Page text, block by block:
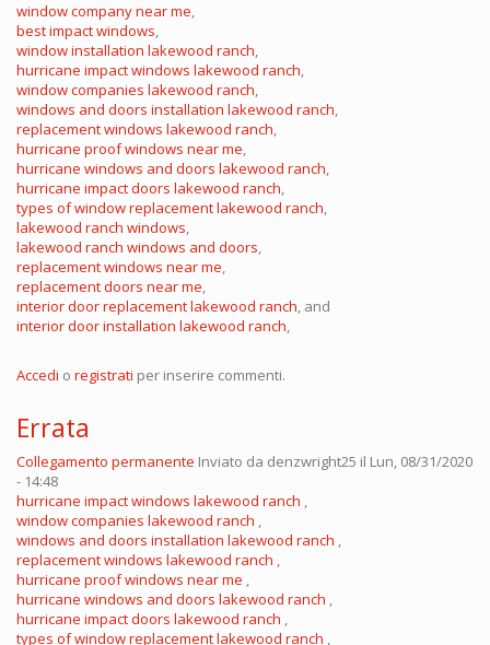
window company near me,
best impact windows,
window installation lakewood ranch,
hurricane impact windows lakewood ranch,
window companies lakewood ranch,
windows and doors installation lakewood ranch,
replacement windows lakewood ranch,
hurricane proof windows near me,
hurricane windows and doors lakewood ranch,
hurricane impact doors lakewood ranch,
types of window replacement lakewood ranch,
lakewood ranch windows,
lakewood ranch windows and doors,
replacement windows near me,
replacement doors near me,
interior door replacement lakewood ranch, and
interior door installation lakewood ranch,
Accedi o registrati per inserire commenti.
Errata
Collegamento permanente Inviato da denzwright25 il Lun, 08/31/2020
- 14:48
hurricane impact windows lakewood ranch ,
window companies lakewood ranch ,
windows and doors installation lakewood ranch ,
replacement windows lakewood ranch ,
hurricane proof windows near me ,
hurricane windows and doors lakewood ranch ,
hurricane impact doors lakewood ranch ,
types of window replacement lakewood ranch ,